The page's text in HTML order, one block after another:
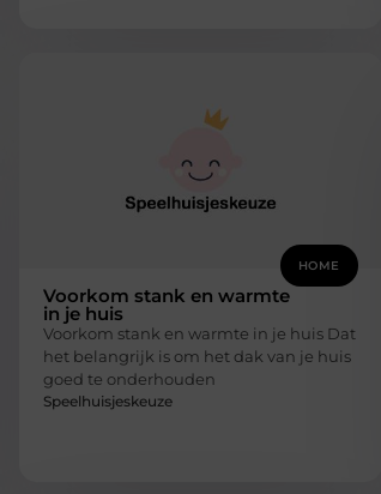
HOME
Voorkom stank en warmte
in je huis
Voorkom stank en warmte in je huis Dat
het belangrijk is om het dak van je huis
goed te onderhouden
Speelhuisjeskeuze